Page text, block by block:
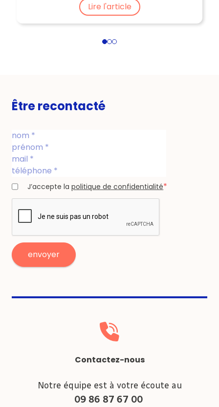
Lire l'article
123
Être recontacté
J’accepte lapolitique de confidentialité*
Contactez-nous
Notre équipe est à votre écoute au
09 86 87 67 00